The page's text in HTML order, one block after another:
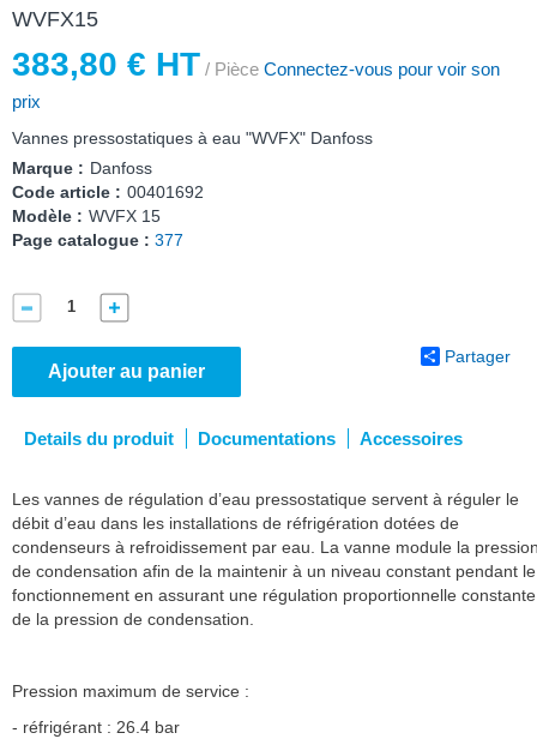
WVFX15
383,80 € HT / Pièce Connectez-vous pour voir son
prix
Vannes pressostatiques à eau "WVFX" Danfoss
Marque : Danfoss
Code article : 00401692
Modèle : WVFX 15
Page catalogue : 377
Ajouter au panier
Partager
Details du produit Documentations Accessoires
Les vannes de régulation d’eau pressostatique servent à réguler le
débit d’eau dans les installations de réfrigération dotées de
condenseurs à refroidissement par eau. La vanne module la
de condensation afin de la maintenir à un niveau constant pendant le
fonctionnement en assurant une régulation proportionnelle constante
de la pression de condensation.
Pression maximum de service :
- réfrigérant : 26.4 bar